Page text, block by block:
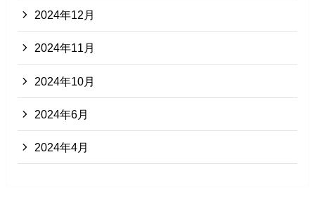
2024年12月
2024年11月
2024年10月
2024年6月
2024年4月